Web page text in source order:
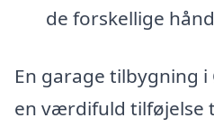
de forskellige
En garage tilbygning
en værdifuld tilføjelse